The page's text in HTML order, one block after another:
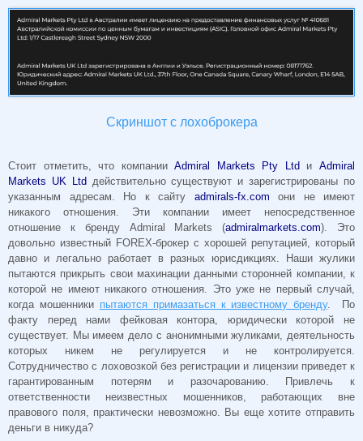
Скриншот с лохоброкера
Стоит отметить, что компанииAdmiral Markets Pty LtdиAdmiral
Markets UK Ltdдействительно существуют и зарегистрированы по
указанным адресам. Но к сайту admirals-fx.com они не имеют
никакого отношения. Эти компании имеет непосредственное
отношение к бренду Admiral Markets(admiralmarkets.com). Это
довольно известный FOREX-брокер с хорошей репутацией, который
давно и легально работает в разных юрисдикциях. Наши жулики
пытаются прикрыть свои махинации данными сторонней компании, к
которой не имеют никакого отношения. Это уже не первый случай,
когда мошенники пытаются примазаться к известному бренду. По
факту перед нами фейковая контора, юридически которой не
существует. Мы имеем дело с анонимными жуликами, деятельность
которых никем не регулируется и не контролируется.
Сотрудничество с лоховозкой без регистрации и лицензии приведет к
гарантированным потерям и разочарованию. Привлечь к
ответственности неизвестных мошенников, работающих вне
правового поля, практически невозможно. Вы еще хотите отправить
деньги в никуда?